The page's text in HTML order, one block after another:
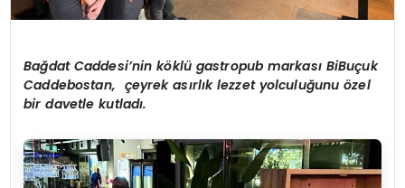
Bağdat Caddesi’nin köklü gastropub markası BiBuçuk
Caddebostan, çeyrek asırlık lezzet yolculuğunu özel
bir davetle kutladı.